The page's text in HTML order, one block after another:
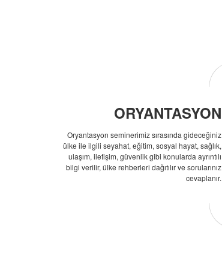
ORYANTASYON
Oryantasyon seminerimiz sırasında gideceğiniz
ülke ile ilgili seyahat, eğitim, sosyal hayat, sağlık,
ulaşım, iletişim, güvenlik gibi konularda ayrıntılı
bilgi verilir, ülke rehberleri dağıtılır ve sorularınız
cevaplanır.